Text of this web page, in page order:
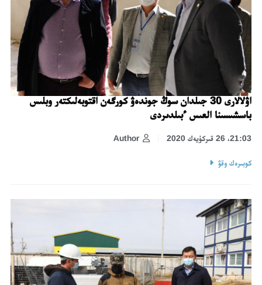
اۋلالارى 30 جىلدان سوڭ جوندەۋ كورگەن اقتوبەلىكتەر وبلىس
باسشىسىنا العىس ءبىلدىردى
Author 21:03، 26 قىركۇيەك 2020
كوبىرەك وقۋ